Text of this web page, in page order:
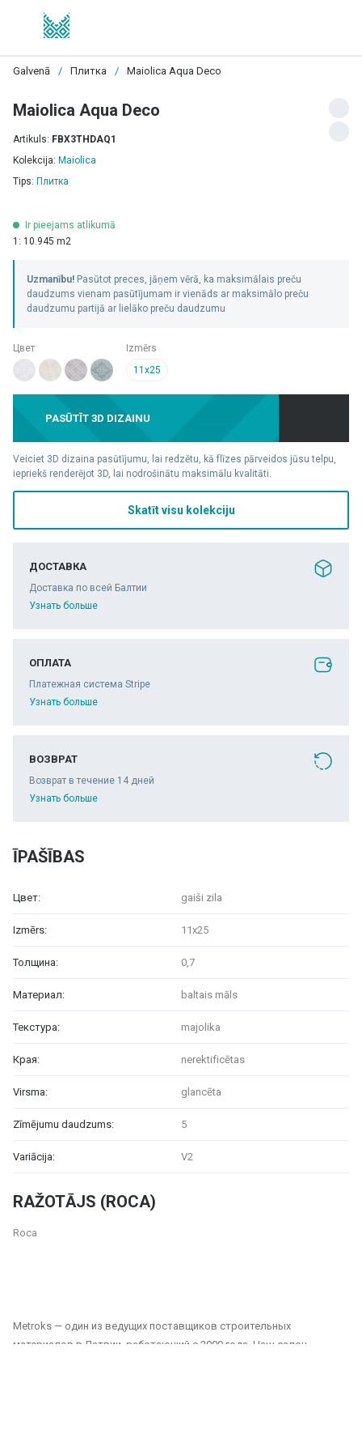
Galvenā / Плитка / Maiolica Aqua Deco
RAŽOTĀJS (ROCA)
Roca
Maiolica Aqua Deco
Artikuls: FBX3THDAQ1
Kolekcija: Maiolica
Tips: Плитка
Ir pieejams atlikumā
1: 10.945 m2
Uzmanību! Pasūtot preces, jāņem vērā, ka maksimālais preču
daudzums vienam pasūtījumam ir vienāds ar maksimālo preču
daudzumu partijā ar lielāko preču daudzumu
Цвет
Izmērs
11x25
PASŪTĪT 3D DIZAINU
Veiciet 3D dizaina pasūtījumu, lai redzētu, kā flīzes pārveidos jūsu telpu,
iepriekš renderējot 3D, lai nodrošinātu maksimālu kvalitāti.
Skatīt visu kolekciju
ДОСТАВКА
Доставка по всей Балтии
Узнать больше
ОПЛАТА
Платежная система Stripe
Узнать больше
ВОЗВРАТ
Возврат в течение 14 дней
Узнать больше
ĪPAŠĪBAS
Цвет: gaiši zila
Izmērs: 11x25
Толщина: 0,7
Материал: baltais māls
Текстура: majolika
Края: nerektificētas
Virsma: glancēta
Zīmējumu daudzums: 5
Variācija: V2
Metroks — один из ведущих поставщиков строительных
материалов в Латвии, работающий с 2000 года. Наш салон